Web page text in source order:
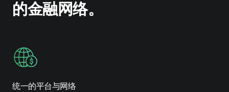
的金融网络。
统一的平台与网络